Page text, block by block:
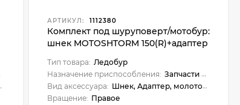
АРТИКУЛ: 1112380
Комплект под шуруповерт/мотобур:
шнек MOTOSHTORM 150(R)+адаптер
ASH02
Тип товара: Ледобур
Назначение приспособления: Запчасти и аксессуары
Вид аксессуара: Шнек, Адаптер, молоточек
Вращение: Правое